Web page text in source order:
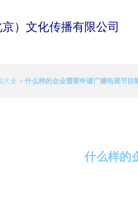
）文化传播有限公司
大全 > 什么样的企业需要申请广播电视节目
什么样的